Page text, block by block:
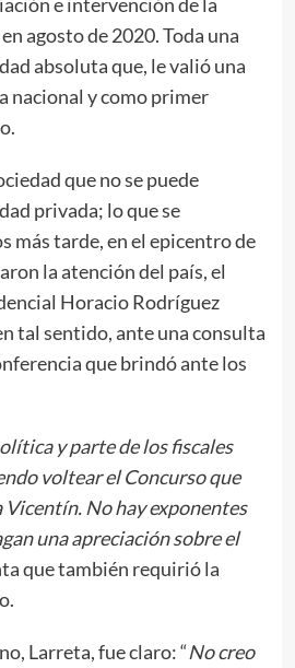
agosto de 2020. Toda una
absoluta que, le valió una
nacional y como primer
que no se puede
privada; lo que se
más tarde, en el epicentro de
la atención del país, el
Horacio Rodríguez
tal sentido, ante una consulta
que brindó ante los
y parte de los fiscales
voltear el Concurso que
Vicentín. No hay exponentes
una apreciación sobre el
que también requirió la
Larreta, fue claro: “No creo